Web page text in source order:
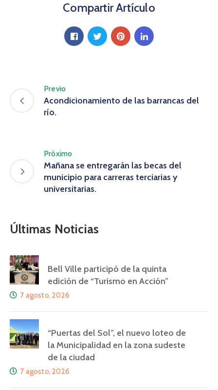
Compartir Artículo
Previo
Acondicionamiento de las barrancas del
río.
Próximo
Mañana se entregarán las becas del
municipio para carreras terciarias y
universitarias.
Últimas Noticias
Bell Ville participó de la quinta
edición de “Turismo en Acción”
7 agosto, 2026
“Puertas del Sol”, el nuevo loteo de
la Municipalidad en la zona sudeste
de la ciudad
7 agosto, 2026